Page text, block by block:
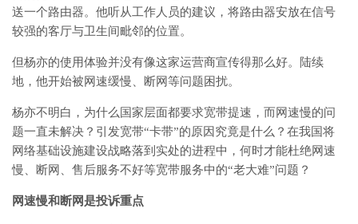
送一个路由器。他听从工作人员的建议，将路由器安放在信号
较强的客厅与卫生间毗邻的位置。
但杨亦的使用体验并没有像这家运营商宣传得那么好。陆续
地，他开始被网速缓慢、断网等问题困扰。
杨亦不明白，为什么国家层面都要求宽带提速，而网速慢的问
题一直未解决？引发宽带“卡带”的原因究竟是什么？在我国将
网络基础设施建设战略落到实处的进程中，何时才能杜绝网速
慢、断网、售后服务不好等宽带服务中的“老大难”问题？
网速慢和断网是投诉重点